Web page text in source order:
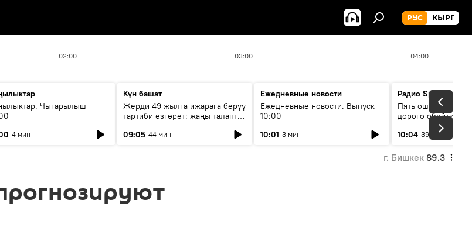
РУС КЫРГ
02:00 03:00 04:00
Чыгарылыш
4 мин
Күн башат
Жерди 49 жылга ижарага берүү
тартиби өзгөрөт: жаңы талаптар
09:05 44 мин
Ежедневные новости
Ежедневные новости. Выпуск
10:00
10:01 3 мин
Радио Sputnik
Пять ошибок
дорого обойтись
10:04 39 мин
г. Бишкек 89.3